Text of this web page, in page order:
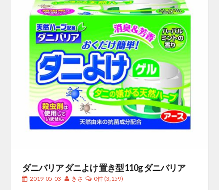
ダニバリア ダニよけ 置き型 110g ダニバリア
2019-05-03 きさ 0件(3,159)